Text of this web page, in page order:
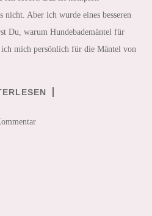
nicht. Aber ich wurde eines besseren
Du, warum Hundebademäntel für
mich persönlich für die Mäntel von